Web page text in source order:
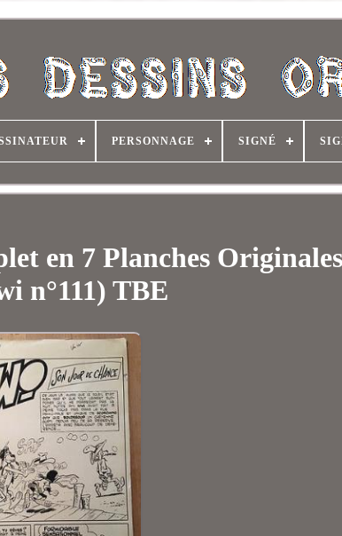
PERSONNAGE SIGNÉ
en 7 Planches
n°111) TBE